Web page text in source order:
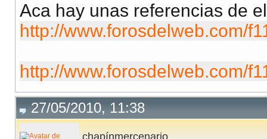
Aca hay unas referencias de
http://www.forosdelweb.com/
http://www.forosdelweb.com/
27/05/2010, 11:38